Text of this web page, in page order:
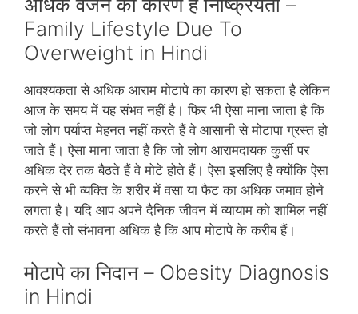
Family Lifestyle Due To
Overweight in Hindi
आवश्‍यकता से अधिक आराम मोटापे का कारण हो सकता है लेकिन
आज के समय में यह संभव नहीं है। फिर भी ऐसा माना जाता है कि
जो लोग पर्याप्‍त मेहनत नहीं करते हैं वे आसानी से मोटापा ग्रस्‍त हो
जाते हैं। ऐसा माना जाता है कि जो लोग आरामदायक कुर्सी पर
अधिक देर तक बैठते हैं वे मोटे होते हैं। ऐसा इसलिए है क्‍योंकि ऐसा
करने से भी व्‍यक्ति के शरीर में वसा या फैट का अधिक जमाव होने
लगता है। यदि आप अपने दैनिक जीवन में व्‍यायाम को शामिल नहीं
करते हैं तो संभावना अधिक है कि आप मोटापे के करीब हैं।
मोटापे का निदान – Obesity Diagnosis
in Hindi